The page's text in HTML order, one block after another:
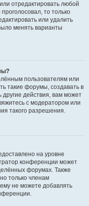
отредактировать любой
то только
или удалить
менять варианты
пользователям или
такие форумы, создавать в
действия, вам может
с модератором или
такого разрешения.
на уровне
конференции может
форумах. Также
только членам
не можете добавлять